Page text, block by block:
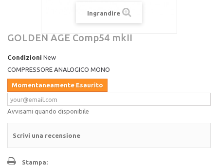
Ingrandire
GOLDEN AGE Comp54 mkII
Condizioni New
COMPRESSORE ANALOGICO MONO
Momentaneamente Esaurito
Avvisami quando disponibile
Scrivi una recensione
Stampa: